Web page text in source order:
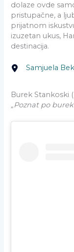
dolaze ovde
pristupačne, a
prijatnom
izuzetan ukus,
destinacija.
Samjuela
Burek Stankoski
„Poznat po